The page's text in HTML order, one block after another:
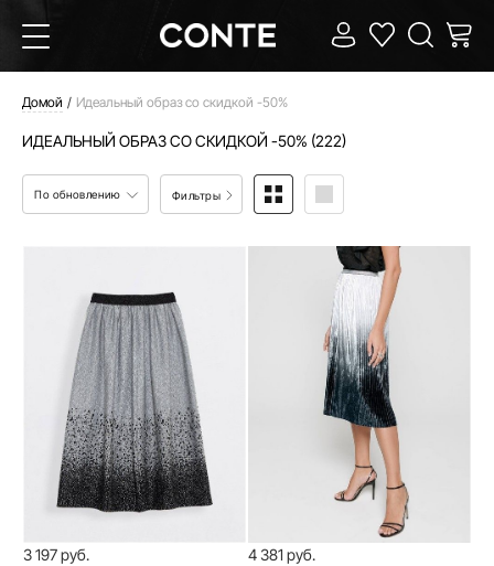
Домой Идеальный образ со скидкой -50%
ИДЕАЛЬНЫЙ ОБРАЗ СО СКИДКОЙ -50% (222)
По обновлению Фильтры
3 197 руб. 4 381 руб.